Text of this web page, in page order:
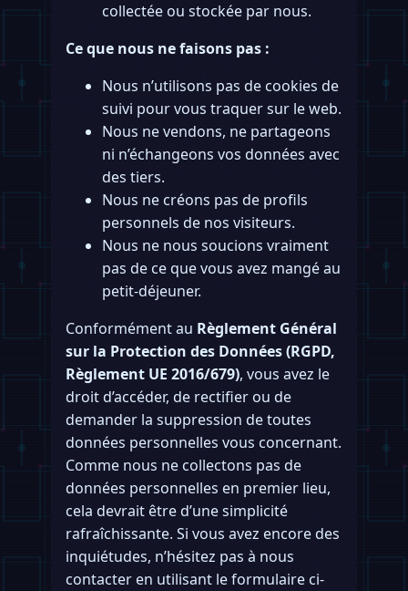
collectée ou stockée par nous.
Ce que nous ne faisons pas :
Nous n’utilisons pas de cookies de
suivi pour vous traquer sur le web.
Nous ne vendons, ne partageons
ni n’échangeons vos données avec
des tiers.
Nous ne créons pas de profils
personnels de nos visiteurs.
Nous ne nous soucions vraiment
pas de ce que vous avez mangé au
petit-déjeuner.
Conformément au Règlement Général
sur la Protection des Données (RGPD,
Règlement UE 2016/679), vous avez le
droit d’accéder, de rectifier ou de
demander la suppression de toutes
données personnelles vous concernant.
Comme nous ne collectons pas de
données personnelles en premier lieu,
cela devrait être d’une simplicité
rafraîchissante. Si vous avez encore des
inquiétudes, n’hésitez pas à nous
contacter en utilisant le formulaire ci-